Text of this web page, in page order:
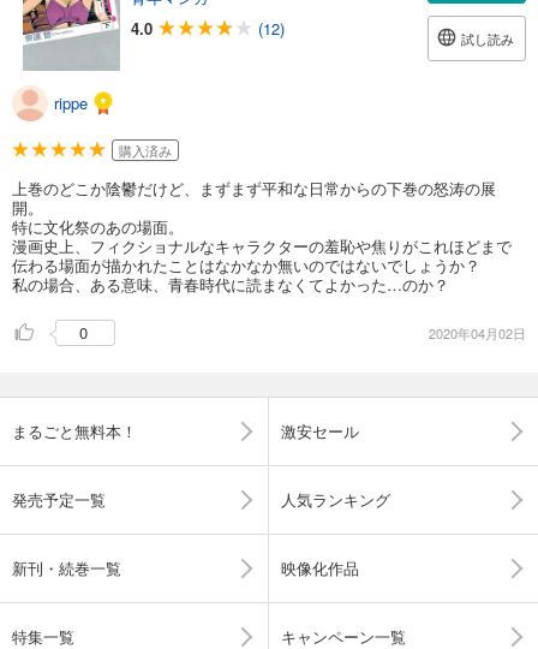
4.0
(12) 試し読み
rippe
購入済み
上巻のどこか陰鬱だけど、まずまず平和な日常からの下巻の怒涛の展
開。
特に文化祭のあの場面。
漫画史上、フィクショナルなキャラクターの羞恥や焦りがこれほどまで
伝わる場面が描かれたことはなかなか無いのではないでしょうか？
私の場合、ある意味、青春時代に読まなくてよかった…のか？
0 2020年04月02日
まるごと無料本！ 激安セール
発売予定一覧 人気ランキング
新刊・続巻一覧 映像化作品
特集一覧 キャンペーン一覧